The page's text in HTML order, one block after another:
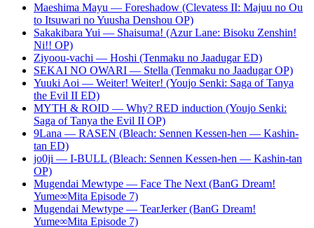
Maeshima Mayu — Foreshadow (Clevatess II: Majuu no Ou
to Itsuwari no Yuusha Denshou OP)
Sakakibara Yui — Shaisuma! (Azur Lane: Bisoku Zenshin!
Ni!! OP)
Ziyoou-vachi — Hoshi (Tenmaku no Jaadugar ED)
SEKAI NO OWARI — Stella (Tenmaku no Jaadugar OP)
Yuuki Aoi — Weiter! Weiter! (Youjo Senki: Saga of Tanya
the Evil II ED)
MYTH & ROID — Why? RED induction (Youjo Senki:
Saga of Tanya the Evil II OP)
9Lana — RASEN (Bleach: Sennen Kessen-hen — Kashin-
tan ED)
jo0ji — I-BULL (Bleach: Sennen Kessen-hen — Kashin-tan
OP)
Mugendai Mewtype — Face The Next (BanG Dream!
Yume∞Mita Episode 7)
Mugendai Mewtype — TearJerker (BanG Dream!
Yume∞Mita Episode 7)